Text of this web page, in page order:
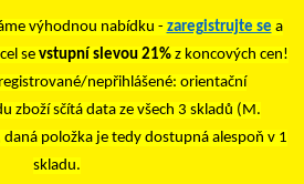
výhodnou nabídku - zaregistrujte se a
se vstupní slevou 21% z koncových cen!
nepřihlášené: orientační
zboží sčítá data ze všech 3 skladů (M.
daná položka je tedy dostupná alespoň v 1
skladu.